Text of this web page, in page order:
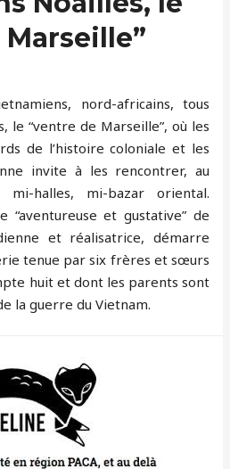
nord-africains, tous
le “ventre de Marseille”, où les
de l’histoire coloniale et les
invite à les rencontrer, au
halles, mi-bazar oriental.
“aventureuse et gustative” de
et réalisatrice, démarre
tenue par six frères et sœurs
huit et dont les parents sont
la guerre du Vietnam.